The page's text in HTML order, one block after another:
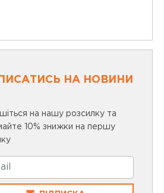
НА НОВИНИ
на нашу розсилку та
10% знижки на першу